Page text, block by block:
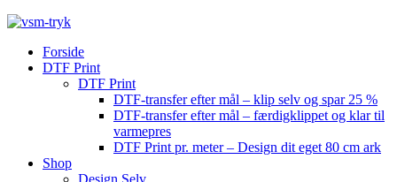
Forside
DTF Print
DTF Print
DTF-transfer efter mål – klip selv og spar 25 %
DTF-transfer efter mål – færdigklippet og klar til
varmepres
DTF Print pr. meter – Design dit eget 80 cm ark
Shop
Design Selv